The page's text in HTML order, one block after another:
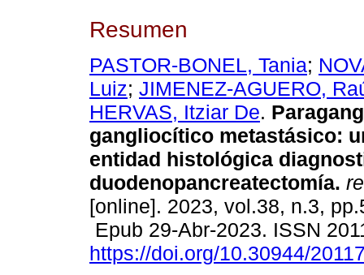
Resumen
PASTOR-BONEL, Tania;
Luiz; JIMENEZ-AGUERO,
HERVAS, Itziar De.
gangliocítico metastásico:
entidad histológica
duodenopancreatectomía.
[online]. 2023, vol.38, n.3,
Epub 29-Abr-2023. ISSN
https://doi.org/10.30944/